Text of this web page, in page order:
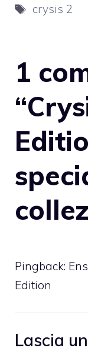
Tag
crysis 2
1
Pingback:
Edition
Lascia